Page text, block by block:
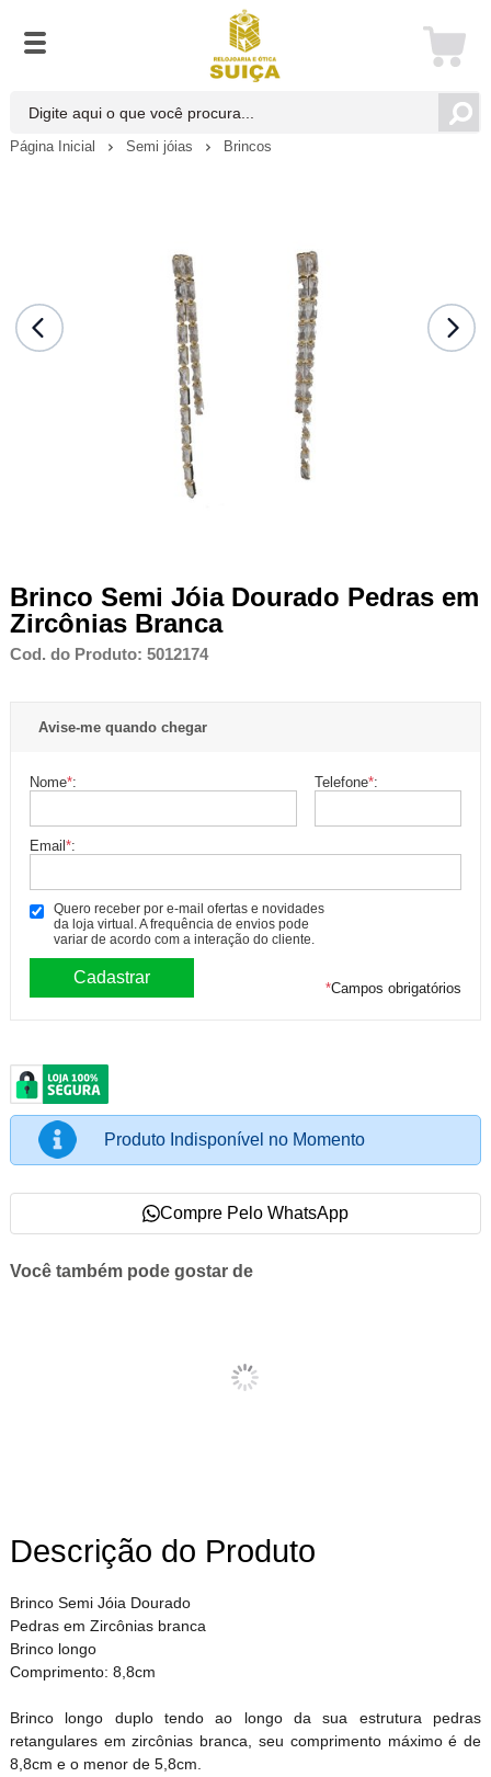
Página Inicial Semi jóias Brincos
Brinco Semi Jóia Dourado Pedras em
Zircônias Branca
Cod. do Produto: 5012174
Avise-me quando chegar
Nome*: Telefone*:
Email*:
Quero receber por e-mail ofertas e novidades
da loja virtual. A frequência de envios pode
variar de acordo com a interação do cliente.
*Campos obrigatórios
Produto Indisponível no Momento
Compre Pelo WhatsApp
Você também pode gostar de
Descrição do Produto
Brinco Semi Jóia Dourado
Pedras em Zircônias branca
Brinco longo
Comprimento: 8,8cm
Brinco longo duplo tendo ao longo da sua estrutura pedras
retangulares em zircônias branca, seu comprimento máximo é de
8,8cm e o menor de 5,8cm.